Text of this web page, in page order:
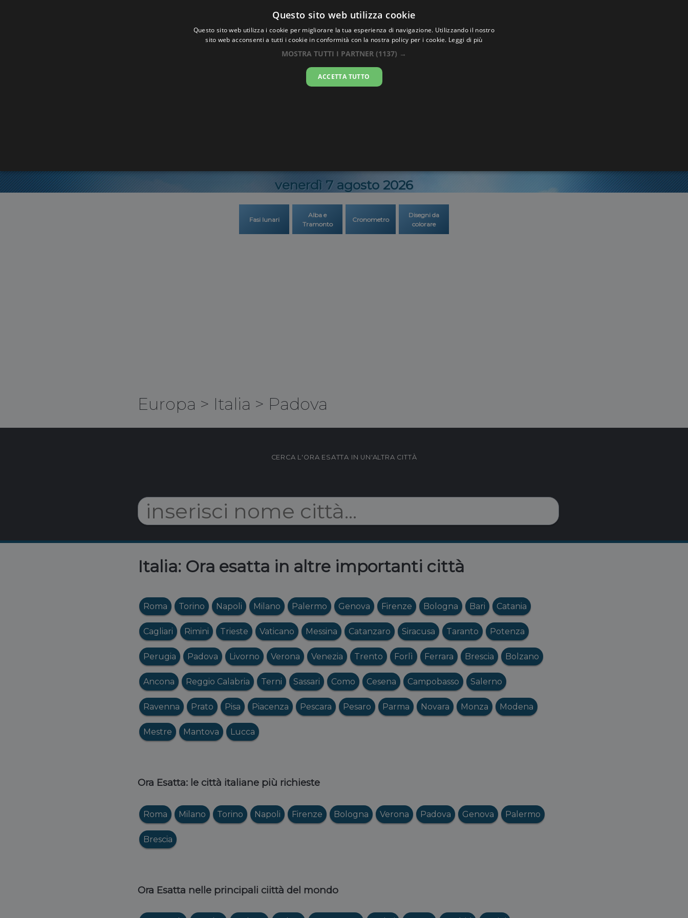
Oraesatta.co
Ora EsattaPadova
venerdì 7 agosto 2026
Fasi lunari
Alba e
Tramonto
Cronometro
Disegni da
colorare
Europa > Italia > Padova
CERCA L'ORA ESATTA IN UN'ALTRA CITTÀ
Italia: Ora esatta in altre importanti città
Roma Torino Napoli Milano Palermo Genova Firenze Bologna Bari Catania
Cagliari Rimini Trieste Vaticano Messina Catanzaro Siracusa Taranto Potenza
Perugia Padova Livorno Verona Venezia Trento Forlì Ferrara Brescia Bolzano
Ancona Reggio Calabria Terni Sassari Como Cesena Campobasso Salerno
Ravenna Prato Pisa Piacenza Pescara Pesaro Parma Novara Monza Modena
Mestre Mantova Lucca
Ora Esatta: le città italiane più richieste
Roma Milano Torino Napoli Firenze Bologna Verona Padova Genova Palermo
Brescia
Ora Esatta nelle principali ciittà del mondo
Questo sito web utilizza cookie
Questo sito web utilizza i cookie per migliorare la tua esperienza di navigazione. Utilizzando il nostro
sito web acconsenti a tutti i cookie in conformità con la nostra policy per i cookie. Leggi di più
MOSTRA TUTTI I PARTNER (1137) →
ACCETTA TUTTO